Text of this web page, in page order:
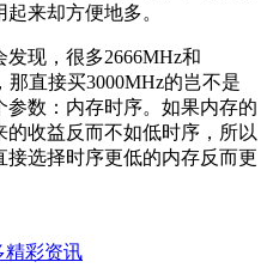
来却方便地多。
发现，很多2666MHz和
直接买3000MHz的岂不是
数：内存时序。如果内存的
收益反而不如低时序，所以
选择时序更低的内存反而更
精彩资讯